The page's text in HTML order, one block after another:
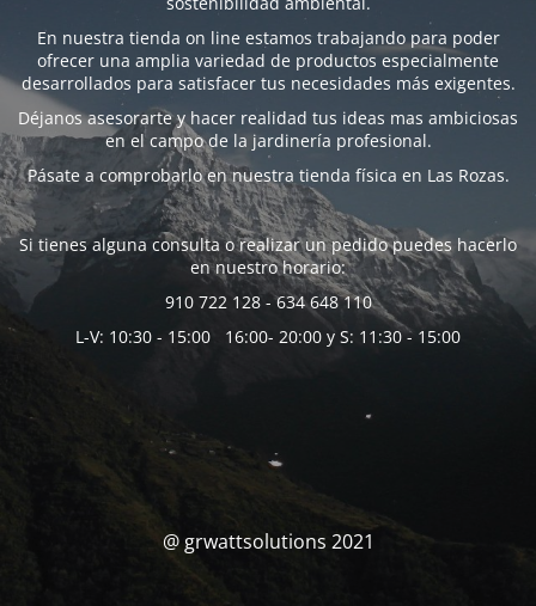
En nuestra tienda on line estamos trabajando para poder
ofrecer una amplia variedad de productos especialmente
desarrollados para satisfacer tus necesidades más exigentes.
Déjanos asesorarte y hacer realidad tus ideas mas ambiciosas
en el campo de la jardinería profesional.
Pásate a comprobarlo en nuestra tienda física en Las Rozas.
Si tienes alguna consulta o realizar un pedido puedes hacerlo
en nuestro horario:
910 722 128 - 634 648 110
L-V: 10:30 - 15:00 16:00- 20:00 y S: 11:30 - 15:00
@ grwattsolutions 2021